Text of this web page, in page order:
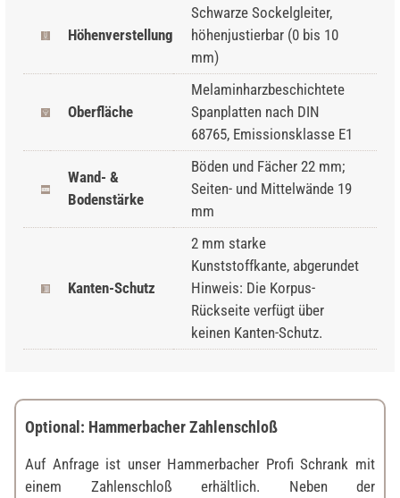
Höhenverstellung
Schwarze Sockelgleiter,
höhenjustierbar (0 bis 10
mm)
Oberfläche
Melaminharzbeschichtete
Spanplatten nach DIN
68765, Emissionsklasse E1
Wand- &
Bodenstärke
Böden und Fächer 22 mm;
Seiten- und Mittelwände 19
mm
Kanten-Schutz
2 mm starke
Kunststoffkante, abgerundet
Hinweis: Die Korpus-
Rückseite verfügt über
keinen Kanten-Schutz.
Optional: Hammerbacher Zahlenschloß
Auf Anfrage ist unser Hammerbacher Profi Schrank mit
einem Zahlenschloß erhältlich. Neben der